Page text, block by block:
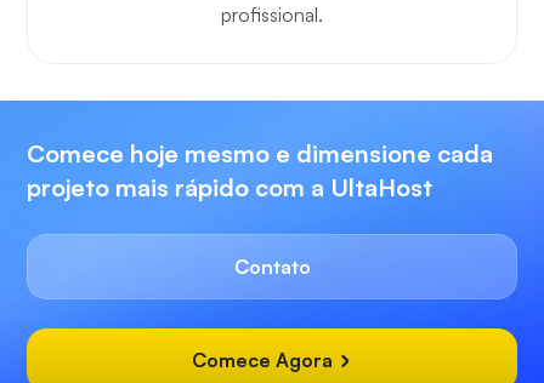
profissional.
Comece hoje mesmo e dimensione cada
projeto mais rápido com a UltaHost
Contato
Comece Agora